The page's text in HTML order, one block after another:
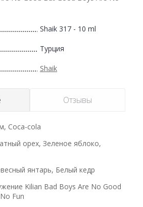
Shaik 317 - 10 ml
Турция
Shaik
Отзывы
Сoca-cola
орех, Зеленое яблоко,
янтарь, Белый кедр
Kilian Bad Boys Are No Good
Fun